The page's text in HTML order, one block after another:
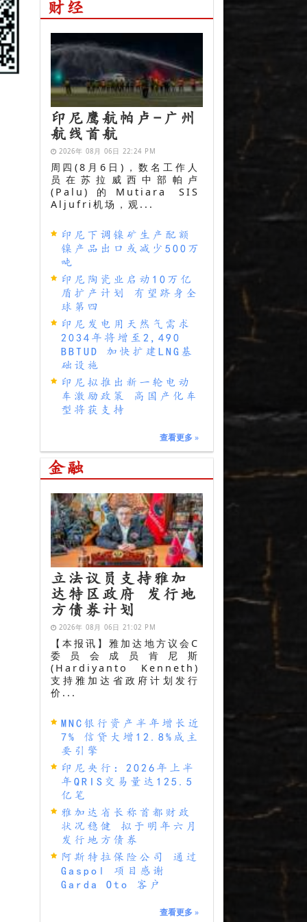
财经
印尼鹰航帕卢-广州
航线首航
2026年 08月 06日 22:24 PM
周四(8月6日)，数名工作人
员在苏拉威西中部帕卢
(Palu)的Mutiara SIS
Aljufri机场，观...
印尼下调镍矿生产配额
镍产品出口或减少500万
吨
印尼陶瓷业启动10万亿
盾扩产计划 有望跻身全
球第四
印尼发电用天然气需求
2034年将增至2,490
BBTUD 加快扩建LNG基
础设施
印尼拟推出新一轮电动
车激励政策 高国产化车
型将获支持
查看更多 »
金融
立法议员支持雅加
达特区政府 发行地
方债券计划
2026年 08月 06日 21:02 PM
【本报讯】雅加达地方议会C
委员会成员肯尼斯
(Hardiyanto Kenneth)
支持雅加达省政府计划发行
价...
MNC银行资产半年增长近
7% 信贷大增12.8%成主
要引擎
印尼央行：2026年上半
年QRIS交易量达125.5
亿笔
雅加达省长称首都财政
状况稳健 拟于明年六月
发行地方债券
阿斯特拉保险公司 通过
Gaspol 项目感谢
Garda Oto 客户
查看更多 »